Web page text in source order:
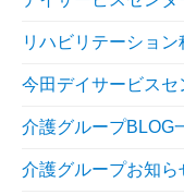
リハビリテーション
今田デイサービスセ
介護グループBLOG
介護グループお知ら